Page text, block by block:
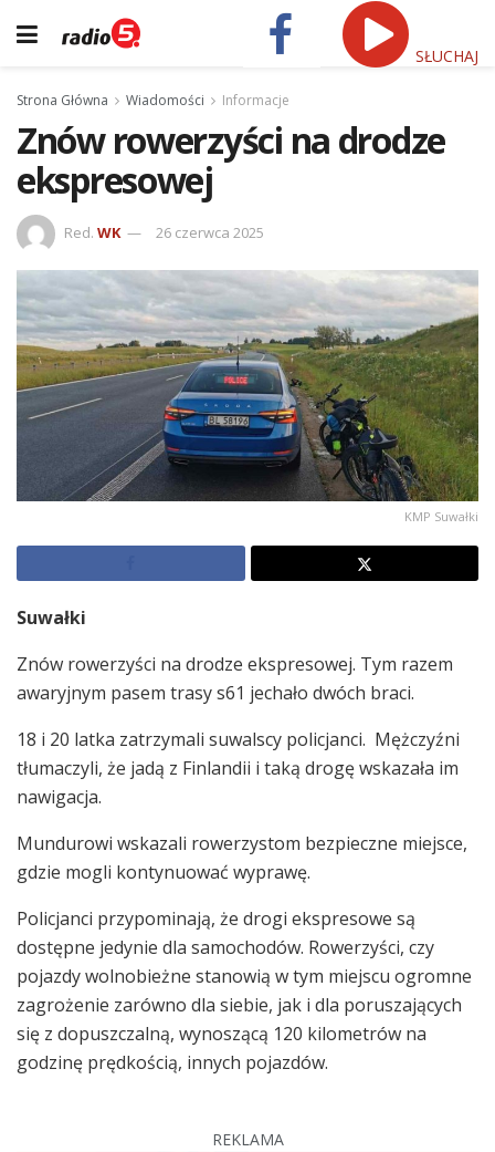
SŁUCHAJ
Strona Główna Wiadomości Informacje
Znów rowerzyści na drodze
ekspresowej
Red. WK 26 czerwca 2025
KMP Suwałki
Suwałki
Znów rowerzyści na drodze ekspresowej. Tym razem
awaryjnym pasem trasy s61 jechało dwóch braci.
18 i 20 latka zatrzymali suwalscy policjanci. Mężczyźni
tłumaczyli, że jadą z Finlandii i taką drogę wskazała im
nawigacja.
Mundurowi wskazali rowerzystom bezpieczne miejsce,
gdzie mogli kontynuować wyprawę.
Policjanci przypominają, że drogi ekspresowe są
dostępne jedynie dla samochodów. Rowerzyści, czy
pojazdy wolnobieżne stanowią w tym miejscu ogromne
zagrożenie zarówno dla siebie, jak i dla poruszających
się z dopuszczalną, wynoszącą 120 kilometrów na
godzinę prędkością, innych pojazdów.
REKLAMA